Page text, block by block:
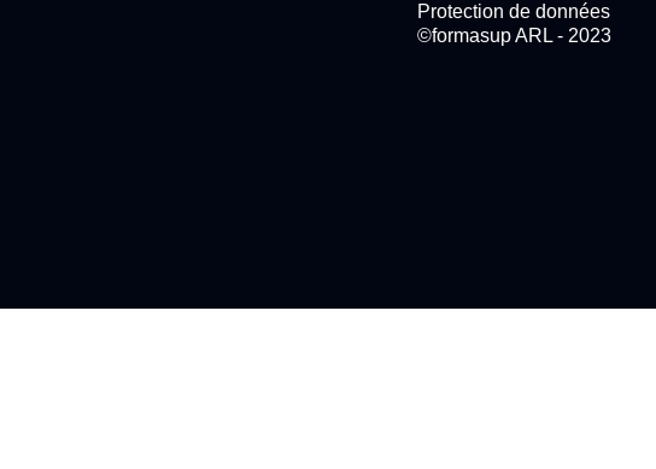
Protection de données
©formasup ARL - 2023